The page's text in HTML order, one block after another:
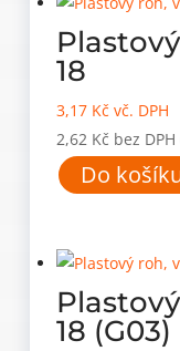
18
3,17 Kč vč. DPH
2,62 Kč bez DPH
Do
18 (G03)